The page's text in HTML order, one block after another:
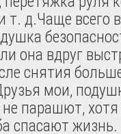
т. д.Чаще всего
она вдруг
снятия
мои,
парашют,
спасают